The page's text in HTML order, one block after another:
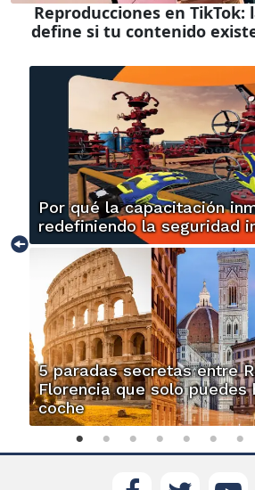
Reproducciones en
define si tu contenido
Por qué la capacitación
redefiniendo la seguridad
5 paradas secretas entre
Florencia que solo puedes
coche